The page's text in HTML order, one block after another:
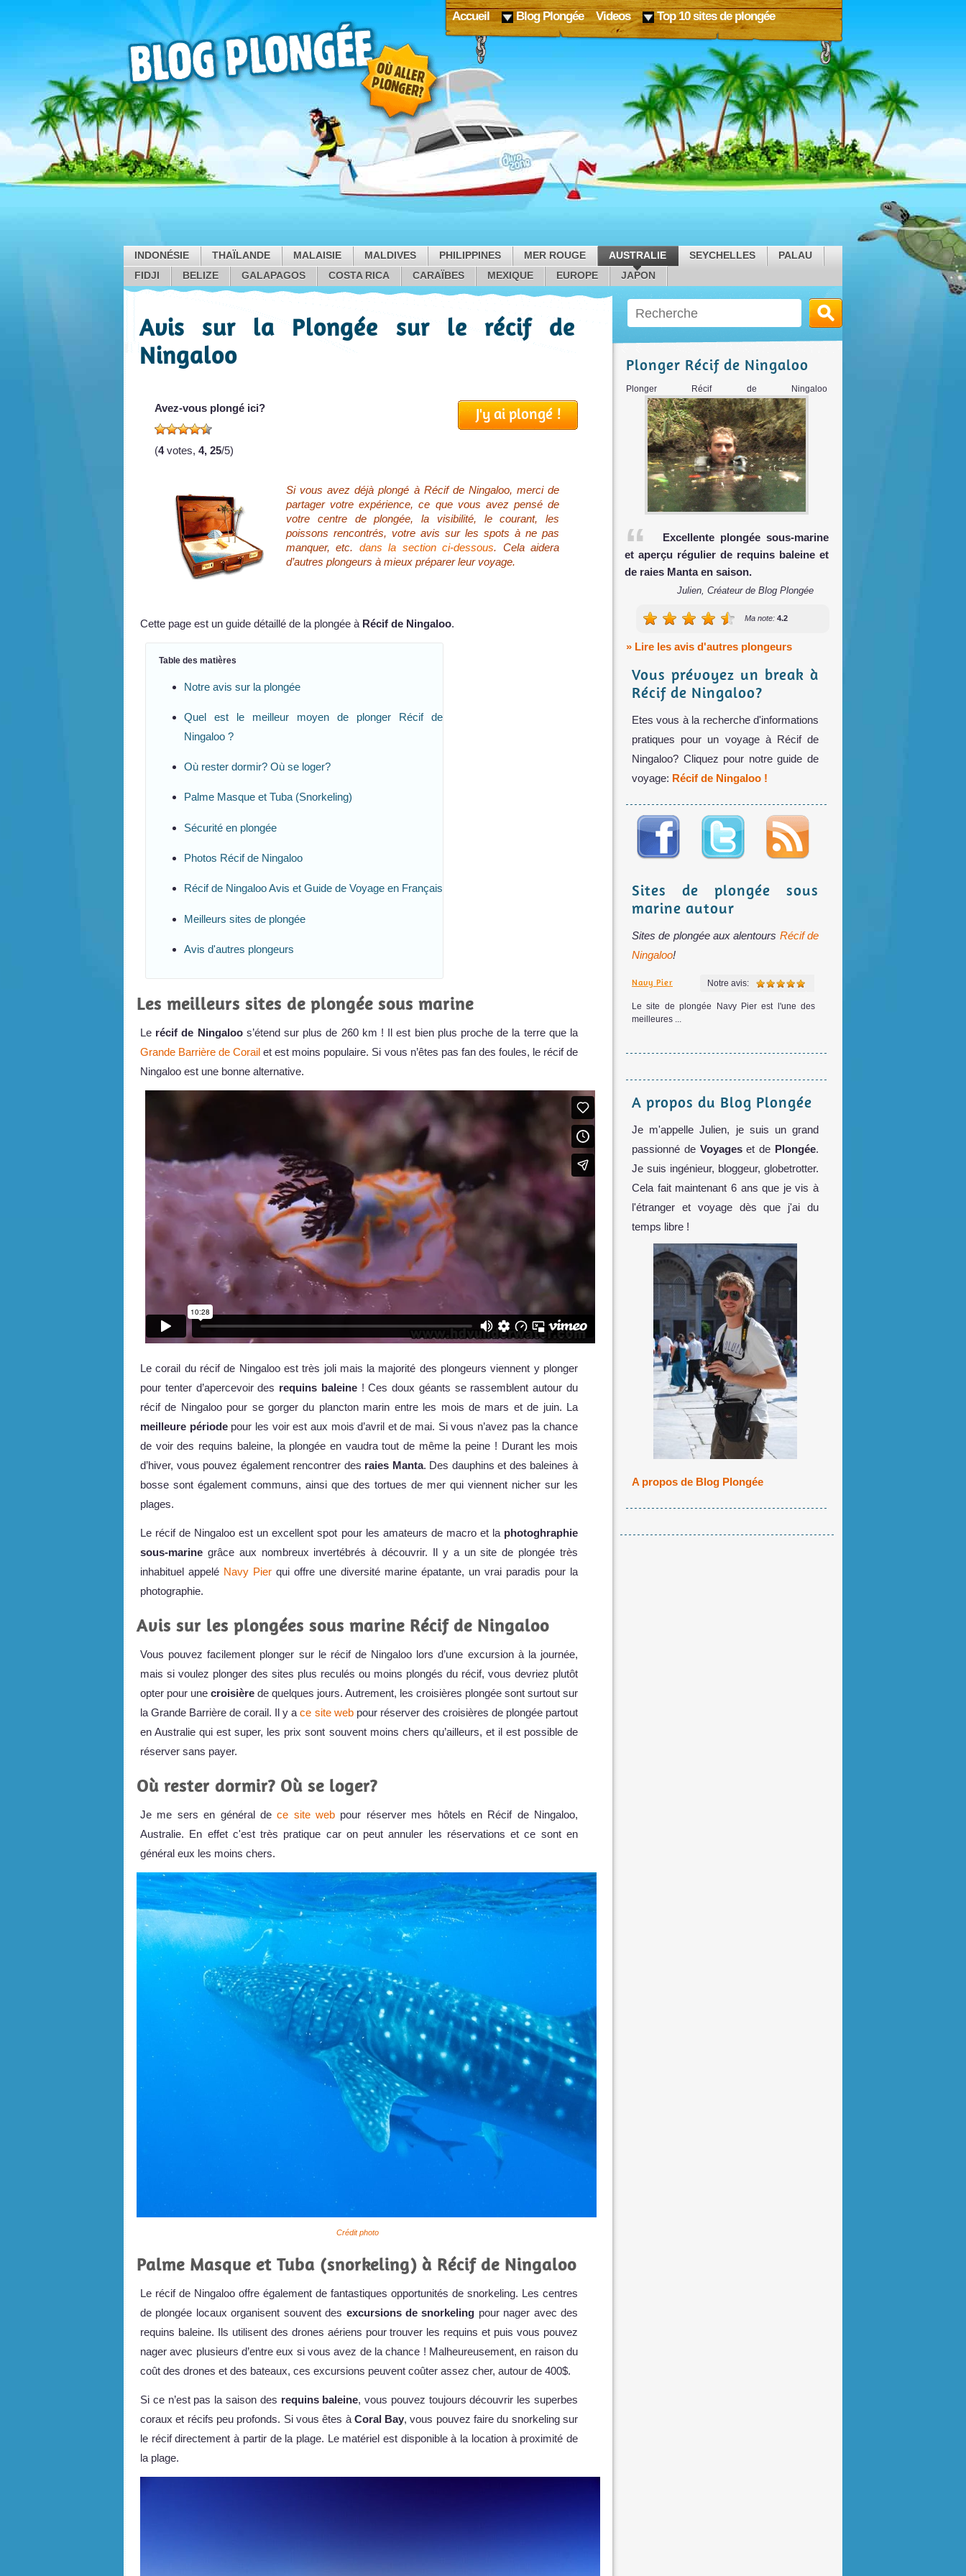
Accueil Blog Plongée Videos Top 10 sites de plongée
INDONÉSIE THAÏLANDE MALAISIE MALDIVES PHILIPPINES MER ROUGE AUSTRALIE SEYCHELLES
PALAU
FIDJI
BELIZE GALAPAGOS COSTA RICA CARAÏBES MEXIQUE EUROPE JAPON
Avis sur la Plongée sur le récif de
Ningaloo
J'y ai plongé !
Avez-vous plongé ici?
(4votes, 4, 25/5)
Si vous avez déjà plongé à Récif de Ningaloo, merci de
partager votre expérience, ce que vous avez pensé de
votre centre de plongée, la visibilité, le courant, les
poissons rencontrés, votre avis sur les spots à ne pas
manquer, etc. dans la section ci-dessous. Cela aidera
d’autres plongeurs à mieux préparer leur voyage.
Cette page est un guide détaillé de la plongée à Récif de Ningaloo.
Table des matières
Notre avis sur la plongée
Quel est le meilleur moyen de plonger Récif de
Ningaloo ?
Où rester dormir? Où se loger?
Palme Masque et Tuba (Snorkeling)
Sécurité en plongée
Photos Récif de Ningaloo
Récif de Ningaloo Avis et Guide de Voyage en Français
Meilleurs sites de plongée
Avis d'autres plongeurs
Les meilleurs sites de plongée sous marine
Le récif de Ningaloos’étend sur plus de 260 km ! Il est bien plus proche de la terre que la
Grande Barrière de Corail et est moins populaire. Si vous n’êtes pas fan des foules, le récif de
Ningaloo est une bonne alternative.
Le corail du récif de Ningaloo est très joli mais la majorité des plongeurs viennent y plonger
pour tenter d’apercevoir des requins baleine! Ces doux géants se rassemblent autour du
récif de Ningaloo pour se gorger du plancton marin entre les mois de mars et de juin. La
meilleure périodepour les voir est aux mois d’avril et de mai. Si vous n’avez pas la chance
de voir des requins baleine, la plongée en vaudra tout de même la peine ! Durant les mois
d’hiver, vous pouvez également rencontrer des raies Manta. Des dauphins et des baleines à
bosse sont également communs, ainsi que des tortues de mer qui viennent nicher sur les
plages.
Le récif de Ningaloo est un excellent spot pour les amateurs de macro et la photoghraphie
sous-marine grâce aux nombreux invertébrés à découvrir. Il y a un site de plongée très
inhabituel appelé Navy Pier qui offre une diversité marine épatante, un vrai paradis pour la
photographie.
Avis sur les plongées sous marine Récif de Ningaloo
Vous pouvez facilement plonger sur le récif de Ningaloo lors d’une excursion à la journée,
mais si voulez plonger des sites plus reculés ou moins plongés du récif, vous devriez plutôt
opter pour une croisière de quelques jours. Autrement, les croisières plongée sont surtout sur
la Grande Barrière de corail. Il y ace site webpour réserver des croisières de plongée partout
en Australie qui est super, les prix sont souvent moins chers qu’ailleurs, et il est possible de
réserver sans payer.
Où rester dormir? Où se loger?
Je me sers en général dece site web pour réserver mes hôtels en Récif de Ningaloo,
Australie. En effet c'est très pratique car on peut annuler les réservations et ce sont en
général eux les moins chers.
Crédit photo
Palme Masque et Tuba (snorkeling) à Récif de Ningaloo
Le récif de Ningaloo offre également de fantastiques opportunités de snorkeling. Les centres
de plongée locaux organisent souvent des excursions de snorkeling pour nager avec des
requins baleine. Ils utilisent des drones aériens pour trouver les requins et puis vous pouvez
nager avec plusieurs d’entre eux si vous avez de la chance ! Malheureusement, en raison du
coût des drones et des bateaux, ces excursions peuvent coûter assez cher, autour de 400$.
Si ce n’est pas la saison des requins baleine, vous pouvez toujours découvrir les superbes
coraux et récifs peu profonds. Si vous êtes à Coral Bay, vous pouvez faire du snorkeling sur
le récif directement à partir de la plage. Le matériel est disponible à la location à proximité de
la plage.
Plonger Récif de Ningaloo
Plonger Récif de Ningaloo
Excellente plongée sous-marine
et aperçu régulier de requins baleine et
de raies Manta en saison.
Julien, Créateur de Blog Plongée
Ma note: 4.2
» Lire les avis d'autres plongeurs
Vous prévoyez un break à
Récif de Ningaloo?
Etes vous à la recherche d'informations
pratiques pour un voyage à Récif de
Ningaloo? Cliquez pour notre guide de
voyage: Récif de Ningaloo !
Sites de plongée sous
marine autour
Sites de plongée aux alentours Récif de
Ningaloo!
Notre avis:
Navy Pier
Le site de plongée Navy Pier est l'une des
meilleures ...
A propos du Blog Plongée
Je m'appelle Julien, je suis un grand
passionné de Voyageset de Plongée.
Je suis ingénieur, bloggeur, globetrotter.
Cela fait maintenant 6 ans que je vis à
l'étranger et voyage dès que j'ai du
temps libre !
A propos de Blog Plongée